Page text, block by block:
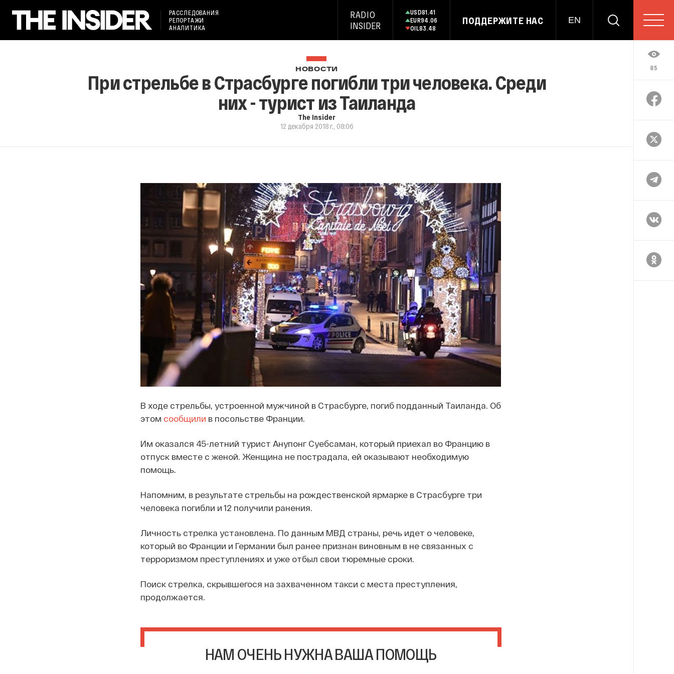
РАССЛЕДОВАНИЯ
РЕПОРТАЖИ
АНАЛИТИКА
RADIO
INSIDER
USD81.41
EUR94.06
OIL83.48
ПОДДЕРЖИТЕ НАС EN
85
НОВОСТИ
При стрельбе в Страсбурге погибли три человека. Среди
них - турист из Таиланда
The Insider
12 декабря 2018 г., 08:06
В ходе стрельбы, устроенной мужчиной в Страсбурге, погиб подданный Таиланда. Об
этом сообщили в посольстве Франции.
Им оказался 45-летний турист Анупонг Суебсаман, который приехал во Францию в
отпуск вместе с женой. Женщина не пострадала, ей оказывают необходимую
помощь.
Напомним, в результате стрельбы на рождественской ярмарке в Страсбурге три
человека погибли и 12 получили ранения.
Личность стрелка установлена. По данным МВД страны, речь идет о человеке,
который во Франции и Германии был ранее признан виновным в не связанных с
терроризмом преступлениях и уже отбыл свои тюремные сроки.
Поиск стрелка, скрывшегося на захваченном такси с места преступления,
продолжается.
НАМ ОЧЕНЬ НУЖНА ВАША ПОМОЩЬ